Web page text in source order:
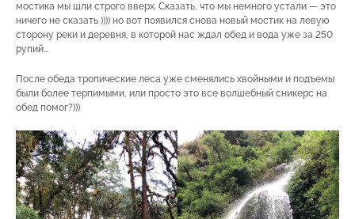
мостика мы шли строго вверх. Сказать, что мы немного устали — это
ничего не сказать )))) но вот появился снова новый мостик на левую
сторону реки и деревня, в которой нас ждал обед и вода уже за 250
рупий…
После обеда тропические леса уже сменялись хвойными и подъемы
были более терпимыми, или просто это все волшебный сникерс на
обед помог?)))